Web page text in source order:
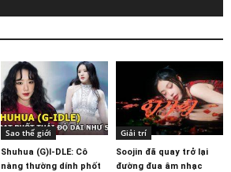
Sao thế giới
Shuhua (G)I-DLE: Cô
nàng thường dính phốt
Giải trí
Soojin đã quay trở lại
đường đua âm nhạc